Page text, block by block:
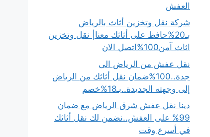
العفش
شركة نقل وتخزين أثاث بالرياض
بـ20%حافظ على أثاثك معنا| نقل وتخزين
اثاث آمن100%اتصل الان
نقل عفش من الرياض الى
جدة..100%ضمان نقل أثاثك من الرياض
إلى وجهته الجديدة..بـ18%خصم
دينا نقل عفش شرق الرياض مع ضمان
99% على العفش..نضمن لك نقل أثاثك
في أسرع وقت